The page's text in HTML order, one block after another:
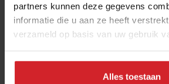
partners kunnen deze gegevens
informatie die u aan ze heeft
verzameld op basis van uw gebruik
Alles toestaan
Eén trend zet in de wereld van eten
onverminderd door.
veelkleuriger. De blik is niet langer
Azië en het Midden-Oosten.